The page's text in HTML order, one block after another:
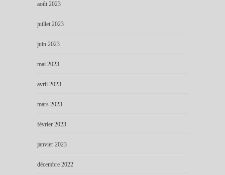
août 2023
juillet 2023
juin 2023
mai 2023
avril 2023
mars 2023
février 2023
janvier 2023
décembre 2022